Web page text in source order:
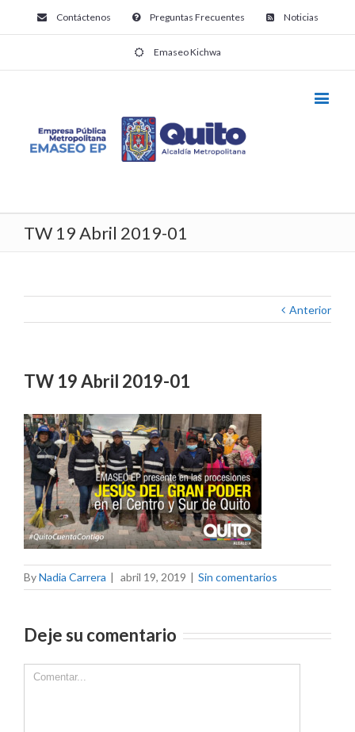
Contáctenos Preguntas Frecuentes Noticias
Emaseo Kichwa
TW 19 Abril 2019-01
Anterior
TW 19 Abril 2019-01
ByNadia Carrera | abril 19, 2019 | Sin comentarios
Deje su comentario
Comment